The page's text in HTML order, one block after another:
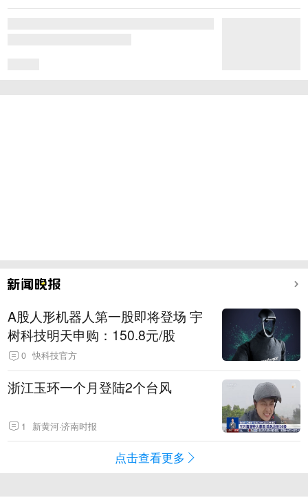
A股人形机器人第一股即将登场 宇
树科技明天申购：150.8元/股
0 快科技官方
浙江玉环一个月登陆2个台风
1 新黄河·济南时报
点击查看更多